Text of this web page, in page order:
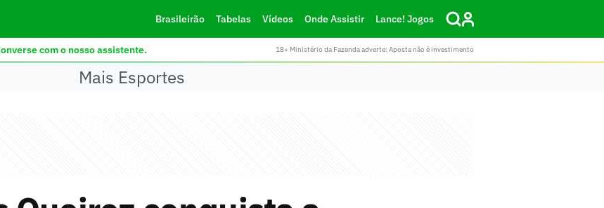
Brasileirão Tabelas Vídeos Onde Assistir Lance! Jogos
com o nosso assistente. 18+ Ministério da Fazenda adverte: Aposta não é investimento
Mais Esportes